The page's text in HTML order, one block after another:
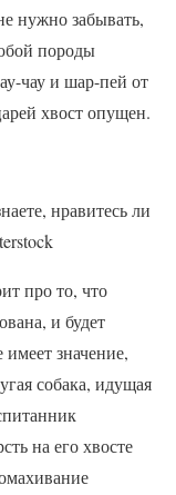
нужно забывать,
породы
чау и шар-пей от
хвост опущен.
нравитесь ли
про то, что
и будет
значение,
собака, идущая
на его хвосте